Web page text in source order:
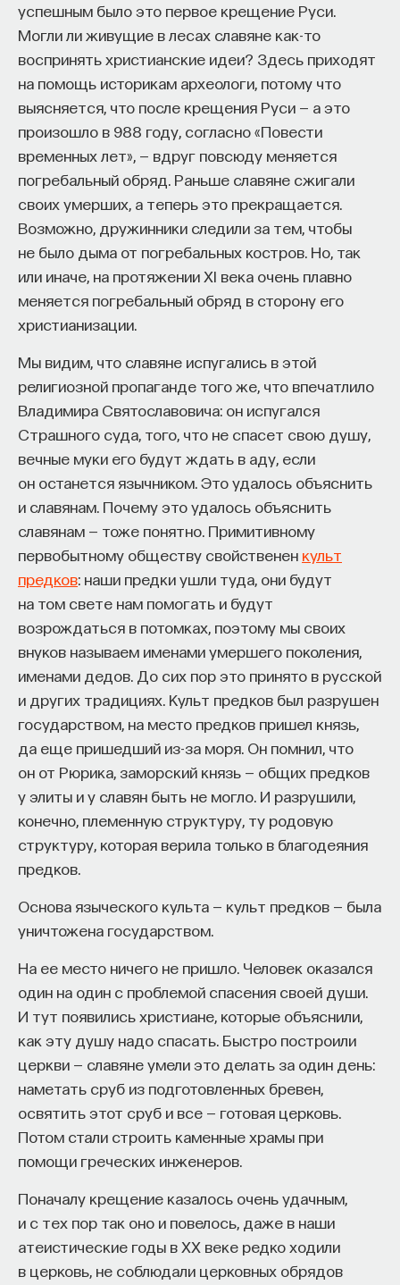
успешным было это первое крещение Руси.
Могли ли живущие в лесах славяне как-то
воспринять христианские идеи? Здесь приходят
на помощь историкам археологи, потому что
выясняется, что после крещения Руси — а это
произошло в 988 году, согласно «Повести
временных лет», — вдруг повсюду меняется
погребальный обряд. Раньше славяне сжигали
своих умерших, а теперь это прекращается.
Возможно, дружинники следили за тем, чтобы
не было дыма от погребальных костров. Но, так
или иначе, на протяжении XI века очень плавно
меняется погребальный обряд в сторону его
христианизации.
Мы видим, что славяне испугались в этой
религиозной пропаганде того же, что впечатлило
Владимира Святославовича: он испугался
Страшного суда, того, что не спасет свою душу,
вечные муки его будут ждать в аду, если
он останется язычником. Это удалось объяснить
и славянам. Почему это удалось объяснить
славянам — тоже понятно. Примитивному
первобытному обществу свойственен культ
предков: наши предки ушли туда, они будут
на том свете нам помогать и будут
возрождаться в потомках, поэтому мы своих
внуков называем именами умершего поколения,
именами дедов. До сих пор это принято в русской
и других традициях. Культ предков был разрушен
государством, на место предков пришел князь,
да еще пришедший из-за моря. Он помнил, что
он от Рюрика, заморский князь — общих предков
у элиты и у славян быть не могло. И разрушили,
конечно, племенную структуру, ту родовую
структуру, которая верила только в благодеяния
предков.
Основа языческого культа — культ предков — была
уничтожена государством.
На ее место ничего не пришло. Человек оказался
один на один с проблемой спасения своей души.
И тут появились христиане, которые объяснили,
как эту душу надо спасать. Быстро построили
церкви — славяне умели это делать за один день:
наметать сруб из подготовленных бревен,
освятить этот сруб и все — готовая церковь.
Потом стали строить каменные храмы при
помощи греческих инженеров.
Поначалу крещение казалось очень удачным,
и с тех пор так оно и повелось, даже в наши
атеистические годы в XX веке редко ходили
в церковь, не соблюдали церковных обрядов
Что такое партнёрский материал?
Внеси свой вклад в дело
просвещения!
ПОДДЕРЖАТЬ ПОСТНАУКУ